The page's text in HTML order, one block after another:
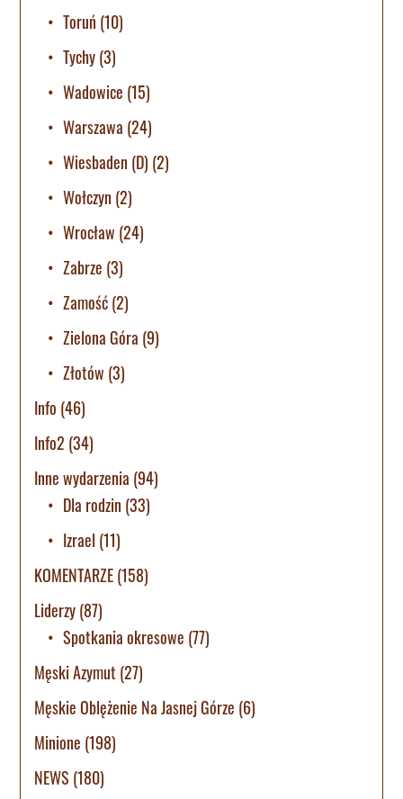
Toruń (10)
Tychy(3)
Wadowice (15)
Warszawa (24)
Wiesbaden (D) (2)
Wołczyn (2)
Wrocław (24)
Zabrze (3)
Zamość(2)
Zielona Góra (9)
Złotów (3)
Info (46)
Info2 (34)
Inne wydarzenia (94)
Dla rodzin (33)
Izrael (11)
KOMENTARZE(158)
Liderzy(87)
Spotkania okresowe (77)
Męski Azymut (27)
Męskie Oblężenie Na Jasnej Górze (6)
Minione (198)
NEWS (180)